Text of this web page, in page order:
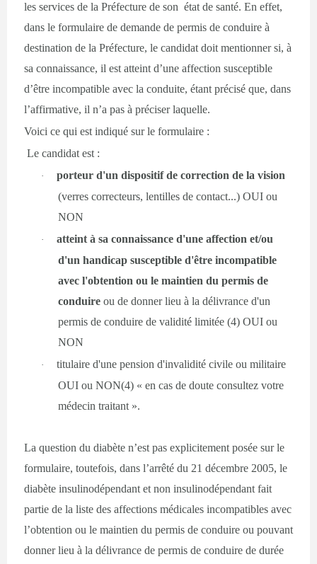
les services de la Préfecture de son état de santé. En effet,
dans le formulaire de demande de permis de conduire à
destination de la Préfecture, le candidat doit mentionner si, à
sa connaissance, il est atteint d’une affection susceptible
d’être incompatible avec la conduite, étant précisé que, dans
l’affirmative, il n’a pas à préciser laquelle.
Voici ce qui est indiqué sur le formulaire :
Le candidat est :
·
porteur d'un dispositif de correction de la vision
(verres correcteurs, lentilles de contact...) OUI ou
NON
·
atteint à sa connaissance d'une affection et/ou
d'un handicap susceptible d'être incompatible
avec l'obtention ou le maintien du permis de
conduire ou de donner lieu à la délivrance d'un
permis de conduire de validité limitée (4) OUI ou
NON
·
titulaire d'une pension d'invalidité civile ou militaire
OUI ou NON(4) « en cas de doute consultez votre
médecin traitant ».
La question du diabète n’est pas explicitement posée sur le
formulaire, toutefois, dans l’arrêté du 21 décembre 2005, le
diabète insulinodépendant et non insulinodépendant fait
partie de la liste des affections médicales incompatibles avec
l’obtention ou le maintien du permis de conduire ou pouvant
donner lieu à la délivrance de permis de conduire de durée